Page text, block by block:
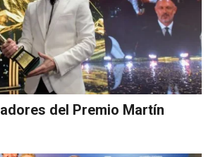
del Premio Martín